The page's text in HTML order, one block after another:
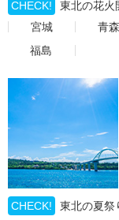
CHECK!
東北の花火
宮城
青森
福島
CHECK!
東北の夏祭